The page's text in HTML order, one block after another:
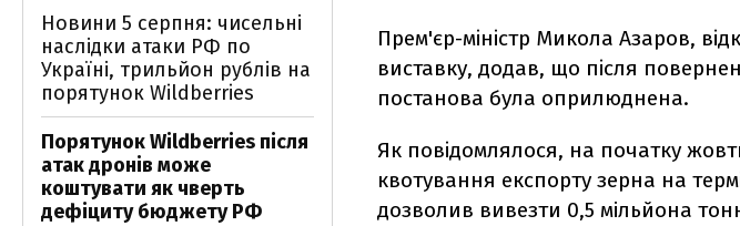
Прем'єр-мiнiстр Микола Азаров,
виставку, додав, що пiсля
постанова була оприлюднена.
Як повiдомлялося, на початку
квотування експорту зерна на
дозволив вивезти 0,5 мільйона
Новини 5 серпня: чисельні
наслідки атаки РФ по
Україні, трильйон рублів на
порятунок Wildberries
Порятунок Wildberries після
атак дронів може
коштувати як чверть
дефіциту бюджету РФ